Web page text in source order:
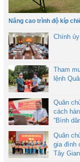
Nâng cao trình độ kíp
Chính
Tham
lệnh
Quân
cách
“Bình
Quân
gia đình
Tây